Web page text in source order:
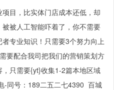
目，比实体门店成本还低，却
被人工智能吓着了，你不需要
专业知识！只需要3个努力向上
要配合我司把我们的营销策划方
只需要{yt}收集1-2篇本地区域
-同号 ： 189二五二七4390 百城